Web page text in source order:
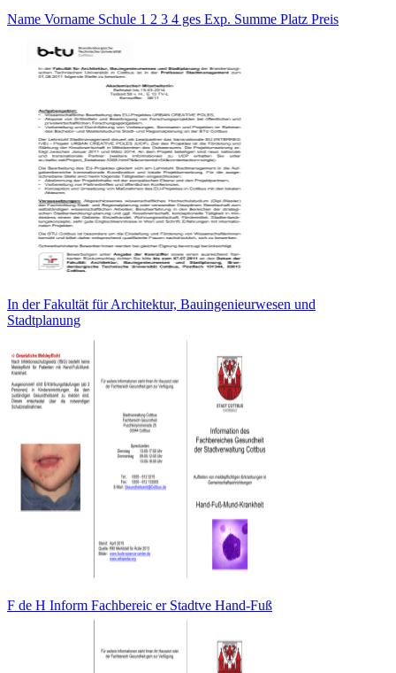
Name Vorname Schule 1 2 3 4 ges Exp. Summe Platz Preis
In der Fakultät für Architektur, Bauingenieurwesen und
Stadtplanung
F de H Inform Fachbereic er Stadtve Hand-Fuß